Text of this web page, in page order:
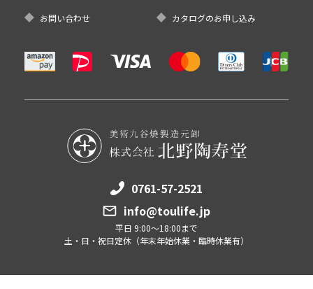
お問い合わせ カタログのお申し込み
0761-57-2521
info@toulife.jp
平日 9:00～18:00まで
土・日・祝日定休（年末年始休業・臨時休業有）